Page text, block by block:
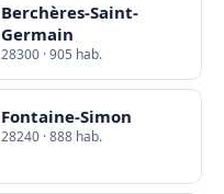
Berchères-Saint-
Germain
28300 · 905 hab.
Fontaine-Simon
28240 · 888 hab.